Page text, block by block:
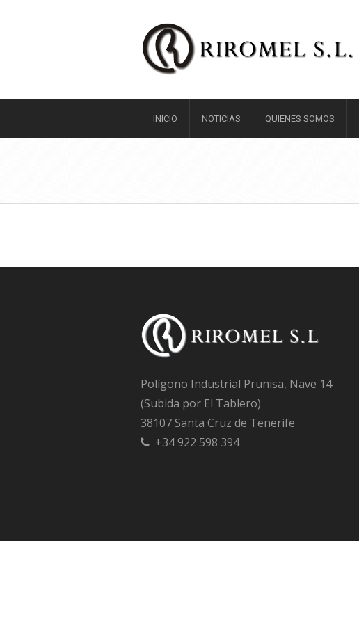
INICIO NOTICIAS QUIENES SOMOS
Polígono Industrial Prunisa, Nave 14
(Subida por El Tablero)
38107 Santa Cruz de Tenerife
+34 922 598 394